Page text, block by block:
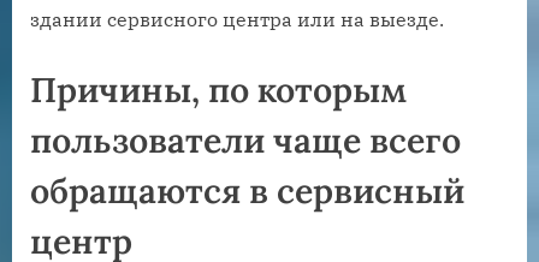
здании сервисного центра или на выезде.
Причины, по которым
пользователи чаще всего
обращаются в сервисный
центр